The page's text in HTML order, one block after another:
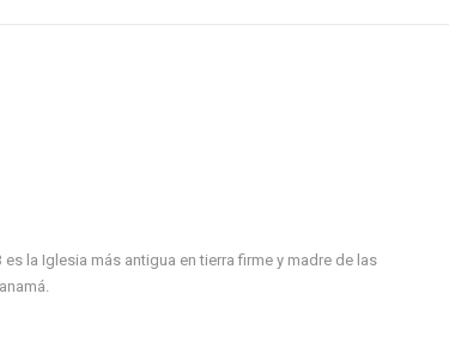
la Iglesia más antigua en tierra firme y madre de las